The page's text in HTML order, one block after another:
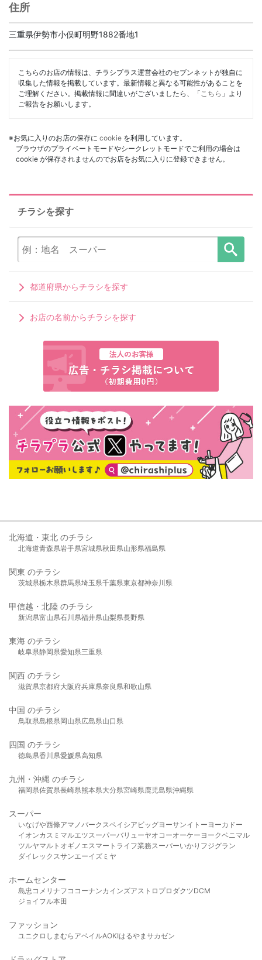
住所
三重県伊勢市小俣町明野1882番地1
こちらのお店の情報は、チラシプラス運営会社のセブンネットが独自に
収集した情報を掲載しています。最新情報と異なる可能性があることを
ご理解ください。掲載情報に間違いがございましたら、「 こちら 」より
ご報告をお願いします。
※お気に入りのお店の保存に cookie を利用しています。
ブラウザのプライベートモードやシークレットモードでご利用の場合は
cookie が保存されませんのでお店をお気に入りに登録できません。
チラシを探す
都道府県からチラシを探す
お店の名前からチラシを探す
北海道・東北 のチラシ
北海道青森県岩手県宮城県秋田県山形県福島県
関東 のチラシ
茨城県栃木県群馬県埼玉県千葉県東京都神奈川県
甲信越・北陸 のチラシ
新潟県富山県石川県福井県山梨県長野県
東海 のチラシ
岐阜県静岡県愛知県三重県
関西 のチラシ
滋賀県京都府大阪府兵庫県奈良県和歌山県
中国 のチラシ
鳥取県島根県岡山県広島県山口県
四国 のチラシ
徳島県香川県愛媛県高知県
九州・沖縄 のチラシ
福岡県佐賀県長崎県熊本県大分県宮崎県鹿児島県沖縄県
スーパー
いなげや西條アマノパークスベイシア ビッグヨーサンイトーヨーカドー
イオンカスミ マルエツスーパーバリューヤオコーオーケー ヨークベニマル
ツルヤマルト オギノ エスマート ライフ業務スーパーいかり フジグラン
ダイレックスサンエーイズミヤ
ホームセンター
島忠 コメリ ナフコ コーナンカインズアストロプロダクツDCM
ジョイフル本田
ファッション
ユニクロ しまむら アベイルAOKIはるやま サカゼン